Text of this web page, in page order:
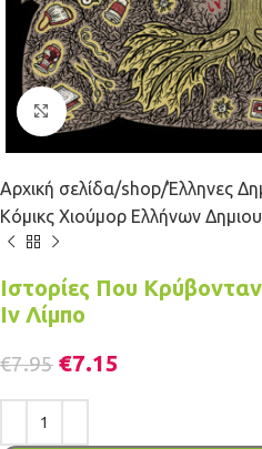
Κλικ για μεγέθυνση
Αρχική σελίδα shop Έλληνες
Κόμικς Χιούμορ Ελλήνων
Ιστορίες Που
Ιν Λίμπο
€7.95 €7.15